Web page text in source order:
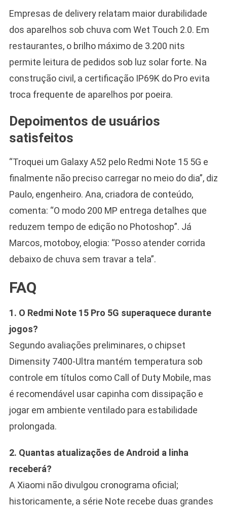
Empresas de delivery relatam maior durabilidade
dos aparelhos sob chuva com Wet Touch 2.0. Em
restaurantes, o brilho máximo de 3.200 nits
permite leitura de pedidos sob luz solar forte. Na
construção civil, a certificação IP69K do Pro evita
troca frequente de aparelhos por poeira.
Depoimentos de usuários
satisfeitos
“Troquei um Galaxy A52 pelo Redmi Note 15 5G e
finalmente não preciso carregar no meio do dia”, diz
Paulo, engenheiro. Ana, criadora de conteúdo,
comenta: “O modo 200 MP entrega detalhes que
reduzem tempo de edição no Photoshop”. Já
Marcos, motoboy, elogia: “Posso atender corrida
debaixo de chuva sem travar a tela”.
FAQ
1. O Redmi Note 15 Pro 5G superaquece durante
jogos?
Segundo avaliações preliminares, o chipset
Dimensity 7400-Ultra mantém temperatura sob
controle em títulos como Call of Duty Mobile, mas
é recomendável usar capinha com dissipação e
jogar em ambiente ventilado para estabilidade
prolongada.
2. Quantas atualizações de Android a linha
receberá?
A Xiaomi não divulgou cronograma oficial;
historicamente, a série Note recebe duas grandes